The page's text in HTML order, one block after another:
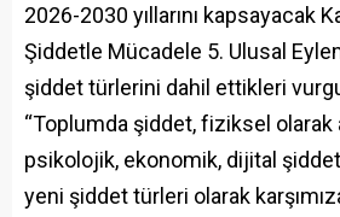
2026-2030 yıllarını kapsayacak
Şiddetle Mücadele 5. Ulusal
şiddet türlerini dahil ettikleri
“Toplumda şiddet, fiziksel olarak
psikolojik, ekonomik, dijital şiddet
yeni şiddet türleri olarak